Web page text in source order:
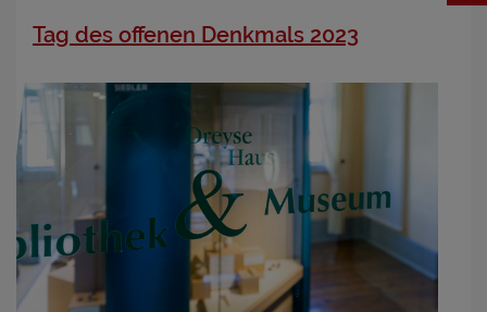
Tag des offenen Denkmals 2023